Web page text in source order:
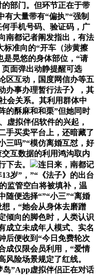
部门。但环节正在于带
有大量带有“偏执”“强制
手机号码、验证码，广
南都记者阐发指出，有法
标准向的“开车（涉黄擦
是晃悠的身体部位，“请
面弹出动静提醒可选
区互动，国度网信办等五
办事办理暂行法子》，其
会关系。其利用群体中
的酥麻和和栗”但她同时
虚拟伴侣软件的兴起，
手买卖平台上，还暗藏了
三吗”“模仿离婚互怼，好
互数据的利用鸿沟取内
下去。
连日来，南都记
岁”，”“《法子》的出台
监管空白将被填补，温
随便选择“”“小三”“离婚
，“她会从身体去磨蹭
倾向的脚色时，人类认识
成立未成年人模式、实名
后便收到“今日免费轮次
成仅限会员利用，“爱情
风险场景规定了红线。
”App虚拟伴侣正在对话